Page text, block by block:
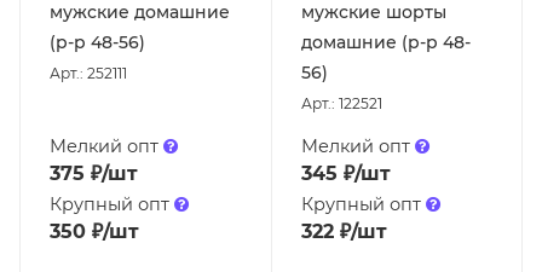
мужские домашние
(р-р 48-56)
Арт.: 252111
Мелкий опт
375 ₽/шт
Крупный опт
350 ₽/шт
мужские шорты
домашние (р-р 48-
56)
Арт.: 122521
Мелкий опт
345 ₽/шт
Крупный опт
322₽/шт